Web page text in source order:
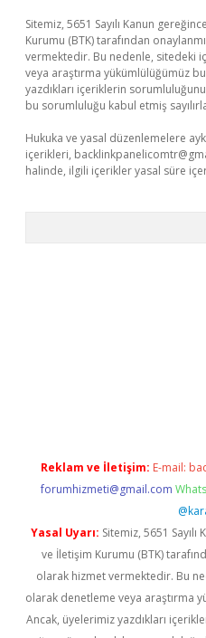
Sitemiz, 5651 Sayılı Kanun
Kurumu (BTK) tarafından
vermektedir. Bu nedenle, sitedeki
veya araştırma yükümlülüğümüz
yazdıkları içeriklerin
bu sorumluluğu kabul etmiş
Hukuka ve yasal düzenlemelere
içerikleri,
halinde, ilgili içerikler yasal süre
Reklam ve İletişim: E-mail:
forumhizmeti@gmail.com
Yasal Uyarı: Sitemiz, 5651
ve İletişim Kurumu (BTK)
olarak hizmet vermektedir. Bu
olarak denetleme veya araştırma
Ancak, üyelerimiz yazdıkları